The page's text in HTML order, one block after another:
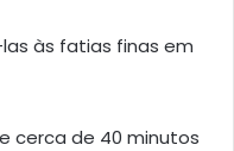
às fatias finas em
cerca de 40 minutos